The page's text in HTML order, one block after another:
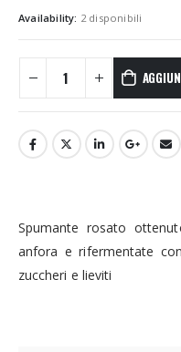
Availability: 2 disponibili
Spumante rosato
anfora e rifermentate
zuccheri e lieviti